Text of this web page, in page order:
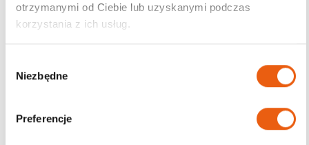
otrzymanymi od Ciebie lub uzyskanymi podczas
korzystania z ich usług.
Niezbędne
Preferencje